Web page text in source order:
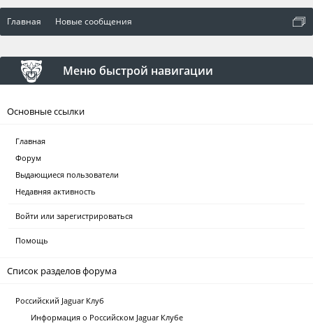
Главная Новые сообщения
Меню быстрой навигации
Основные ссылки
Главная
Форум
Выдающиеся пользователи
Недавняя активность
Войти или зарегистрироваться
Помощь
Список разделов форума
Российский Jaguar Клуб
Информация о Российском Jaguar Клубе
оват